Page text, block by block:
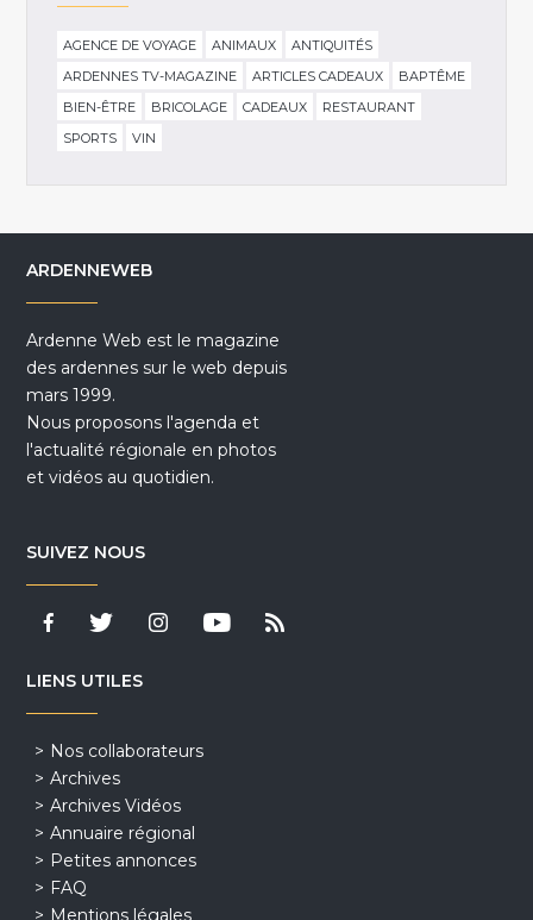
AGENCE DE VOYAGE ANIMAUX
ANTIQUITÉS
ARDENNES TV-MAGAZINE
ARTICLES CADEAUX
BAPTÊME
BIEN-ÊTRE
BRICOLAGE CADEAUX
RESTAURANT
SPORTS
VIN
ARDENNEWEB
Ardenne Web est le magazine
des ardennes sur le web depuis
mars 1999.
Nous proposons l'agenda et
l'actualité régionale en photos
et vidéos au quotidien.
SUIVEZ NOUS
LIENS UTILES
Nos collaborateurs
Archives
Archives Vidéos
Annuaire régional
Petites annonces
FAQ
Mentions légales